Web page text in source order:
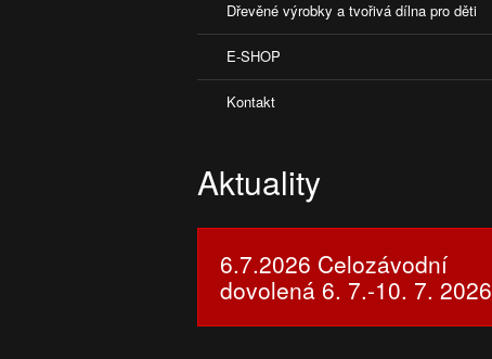
Dřevěné výrobky a tvořivá dílna pro děti
E-SHOP
Kontakt
Aktuality
6.7.2026 Celozávodní
dovolená 6. 7.-10. 7. 2026